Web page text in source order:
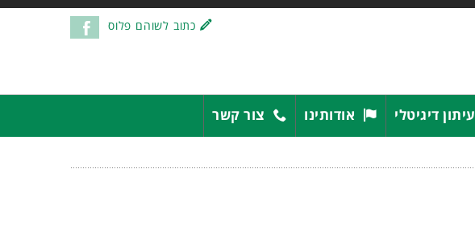
כתוב לשוהם פלוס
עיתון דיגיטלי אודותינו צור קשר